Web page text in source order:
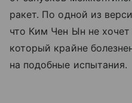
ракет. По одной из
что Ким Чен Ын не
который крайне
на подобные испытания.